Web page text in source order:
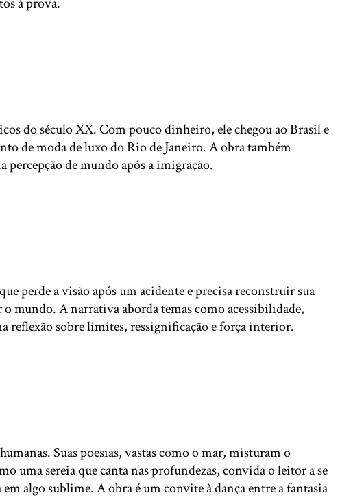
do século XX. Com pouco dinheiro, ele chegou ao Brasil e
de moda de luxo do Rio de Janeiro. A obra também
percepção de mundo após a imigração.
perde a visão após um acidente e precisa reconstruir sua
mundo. A narrativa aborda temas como acessibilidade,
reflexão sobre limites, ressignificação e força interior.
Suas poesias, vastas como o mar, misturam o
uma sereia que canta nas profundezas, convida o leitor a se
algo sublime. A obra é um convite à dança entre a fantasia